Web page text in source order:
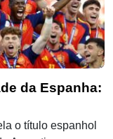
da Espanha:
o título espanhol